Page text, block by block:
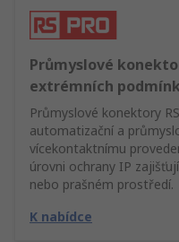
Průmyslové
extrémních
Průmyslové konektory
automatizační a
vícekontaktnímu
úrovni ochrany IP
nebo prašném prostředí.
K nabídce